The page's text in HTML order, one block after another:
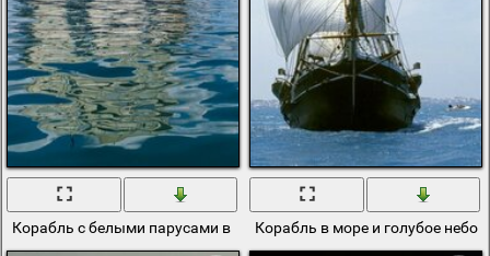
Корабль с белыми парусами в мореКорабль в море и голубое небо